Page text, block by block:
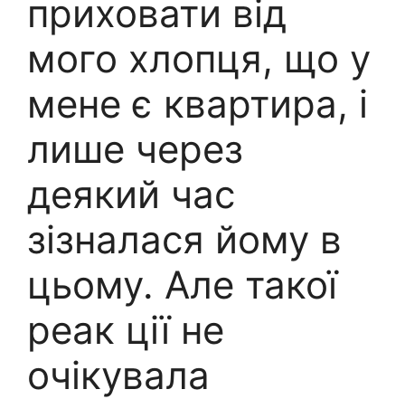
приховати від
мого хлопця, що у
мене є квартира, і
лише через
деякий час
зізналася йому в
цьому. Але такої
реак ції не
очікувала